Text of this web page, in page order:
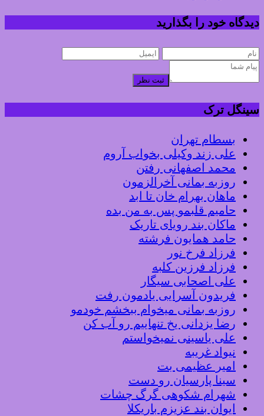
دیدگاه خود را بگذارید
ثبت نظر
سینگل ترک
بسطام تهران
علی زند وکیلی بخواب آروم
محمد اصفهانی رفتن
روزبه بمانی آخرالزمون
ماهان بهرام خان تا ابد
حامیم قلبمو پس به من بده
ماکان بند رویای تاریک
حامد همایون فرشته
فرزاد فرخ نور
فرزاد فرزین کلبه
علی اصحابی سیگار
فریدون آسرایی یادمون رفت
روزبه بمانی میخوام ببخشم خودمو
رضا یزدانی یخ تنهاییم رو آب کن
علی یاسینی نمیخواستم
نیواد غریبه
امیر عظیمی بت
سینا پارسیان رو دست
شهرام شکوهی گرگ چشات
ایوان بند عزیزم باریکلا